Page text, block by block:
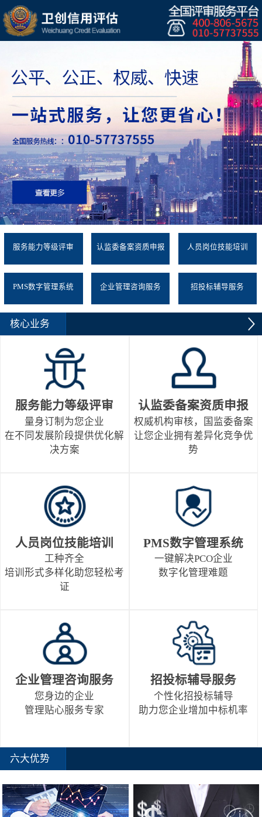
服务能力等级评审 认监委备案资质申报 人员岗位技能培训
PMS数字管理系统 企业管理咨询服务 招投标辅导服务
核心业务
服务能力等级评审
量身订制为您企业
在不同发展阶段提供优化解
决方案
认监委备案资质申报
权威机构审核，国监委备案
让您企业拥有差异化竞争优
势
人员岗位技能培训
工种齐全
培训形式多样化助您轻松考
证
PMS数字管理系统
一键解决PCO企业
数字化管理难题
企业管理咨询服务
您身边的企业
管理贴心服务专家
招投标辅导服务
个性化招投标辅导
助力您企业增加中标机率
六大优势